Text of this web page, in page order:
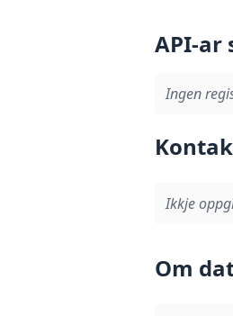
API-ar
Ingen
Ikkje
Om